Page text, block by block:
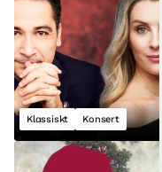
Klassiskt Konsert